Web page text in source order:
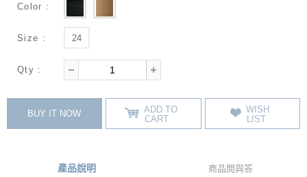
Color :
Size : 24
Qty :
BUY IT NOW
ADD TO
CART
WISH
LIST
產品說明 商品問與答